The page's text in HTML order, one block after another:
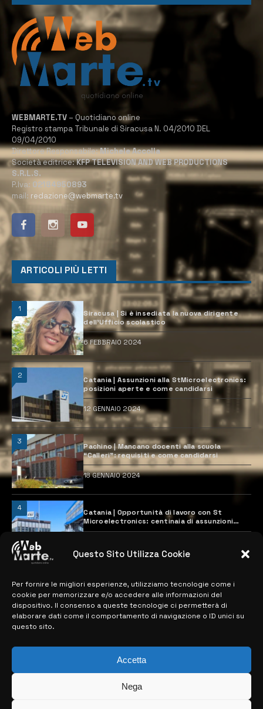
Questo Sito Utilizza Cookie
Per fornire le migliori esperienze, utilizziamo tecnologie come i
cookie per memorizzare e/o accedere alle informazioni del
dispositivo. Il consenso a queste tecnologie ci permetterà di
elaborare dati come il comportamento di navigazione o ID unici su
questo sito.
Accetta
Nega
WEBMARTE.TV – Quotidiano online
Registro stampa Tribunale di Siracusa N. 04/2010 DEL
09/04/2010
Direttore Responsabile:Michele Accolla
Società editrice:KFP TELEVISION AND WEB PRODUCTIONS
S.R.L.S.
P.Iva: 02184950893
mail: redazione@webmarte.tv
ARTICOLI PIÙ LETTI
1
Siracusa | Si è insediata la nuova dirigente
dell’Ufficio scolastico
6 FEBBRAIO 2024
2
Catania | Assunzioni alla StMicroelectronics:
posizioni aperte e come candidarsi
12 GENNAIO 2024
3
Pachino | Mancano docenti alla scuola
“Calleri”: requisiti e come candidarsi
18 GENNAIO 2024
4
Catania | Opportunità di lavoro con St
Microelectronics: centinaia di assunzioni
previste
MAPPA DEL SITO
> NOTIZIE